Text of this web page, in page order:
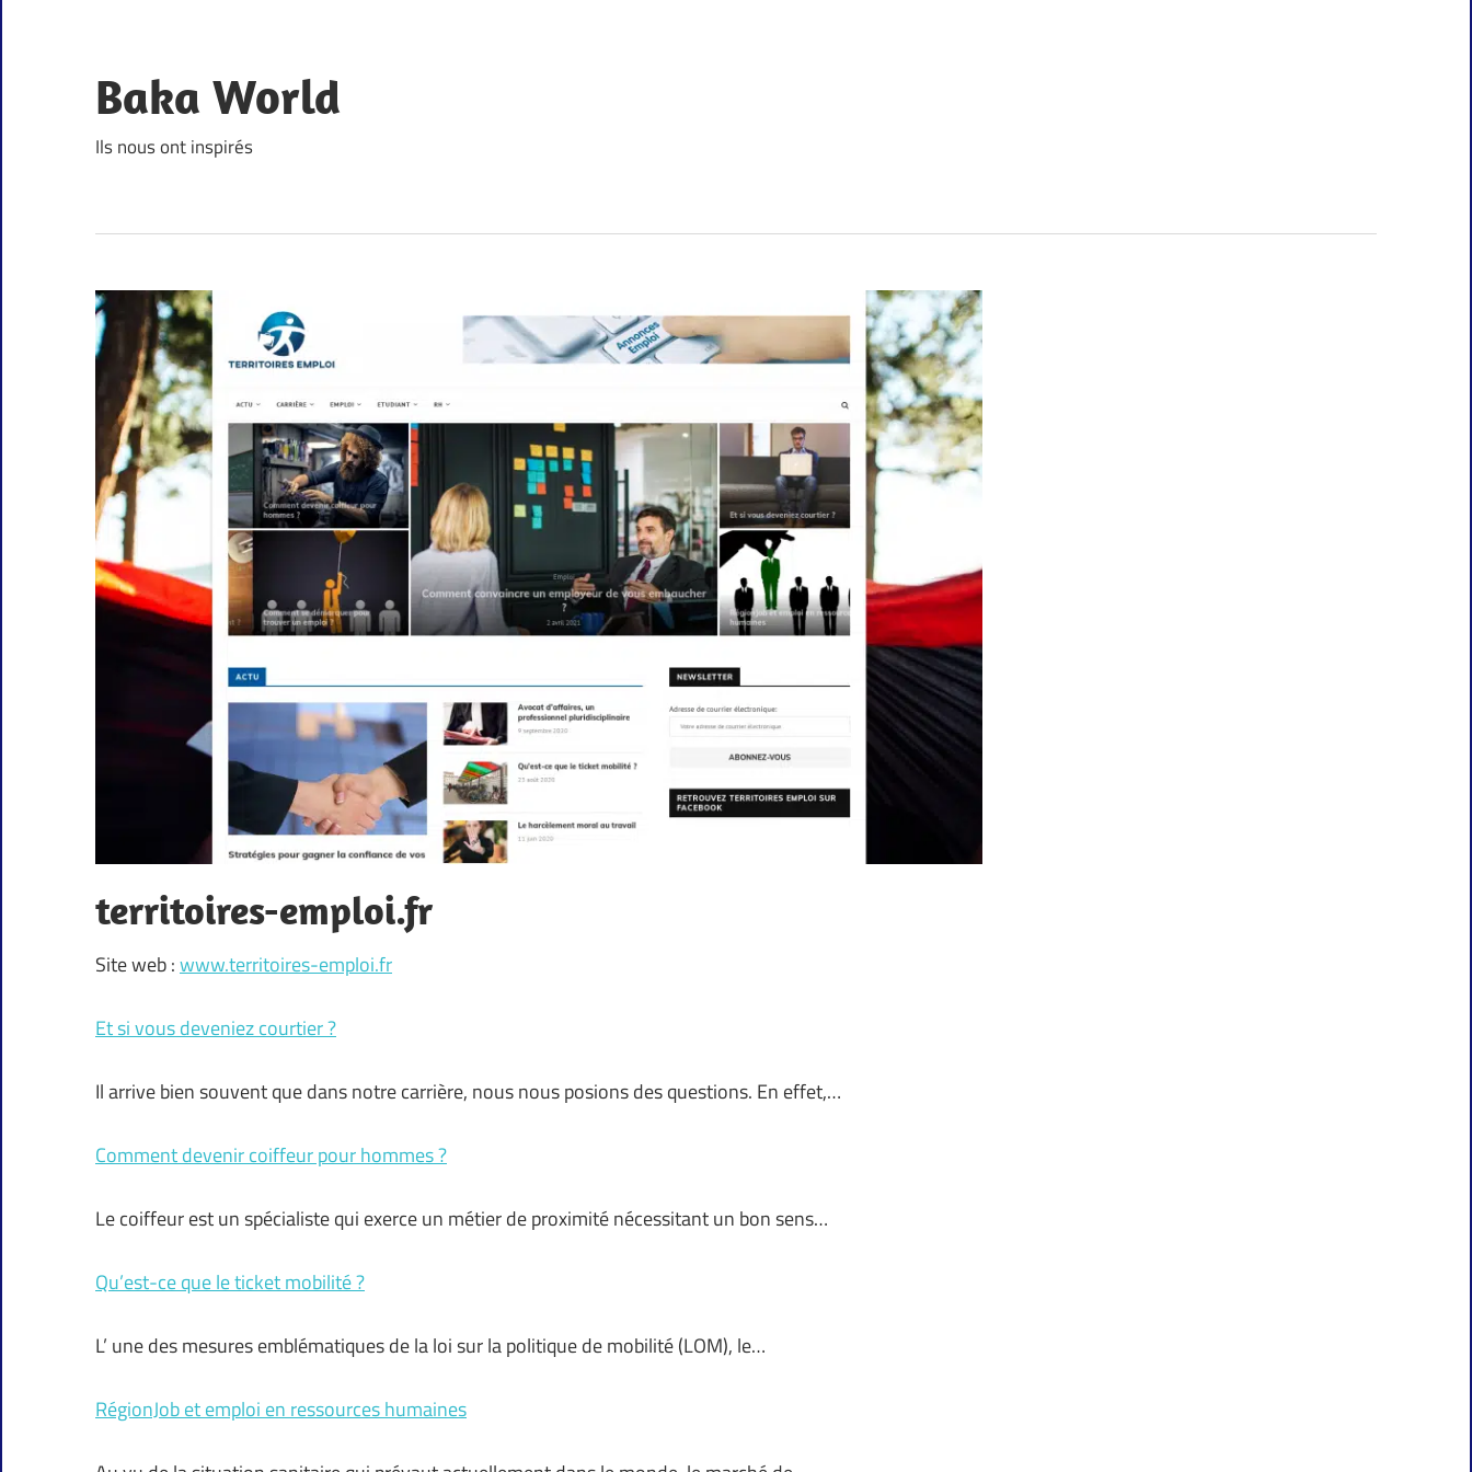
content
Baka World
Ils nous ont inspirés
territoires-emploi.fr
Site web :www.territoires-emploi.fr
Et si vous deveniez courtier ?
Il arrive bien souvent que dans notre carrière, nous nous posions des questions. En effet,…
Comment devenir coiffeur pour hommes ?
Le coiffeur est un spécialiste qui exerce un métier de proximité nécessitant un bon sens…
Qu’est-ce que le ticket mobilité ?
L’ une des mesures emblématiques de la loi sur la politique de mobilité (LOM), le…
RégionJob et emploi en ressources humaines